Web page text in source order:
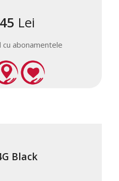
Lei
cu abonamentele
Black